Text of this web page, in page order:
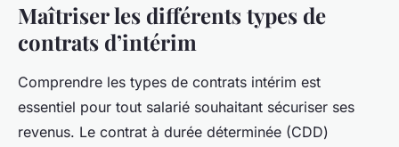
Maîtriser les différents types de
contrats d’intérim
Comprendre les types de contrats intérim est
essentiel pour tout salarié souhaitant sécuriser ses
revenus. Le contrat à durée déterminée (CDD)